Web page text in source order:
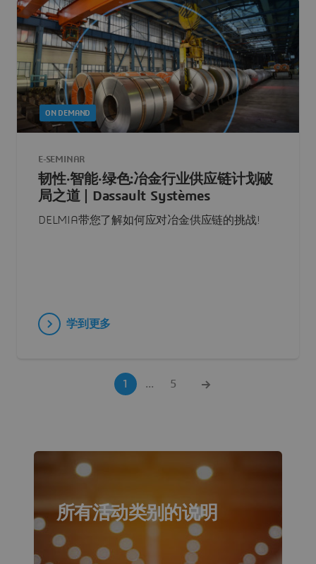
ON DEMAND
E-SEMINAR
韧性·智能·绿色:冶金行业供应链计划破
局之道 | Dassault Systèmes
DELMIA带您了解如何应对冶金供应链的挑战!
学到更多
1 ... 5
所有活动类别的说明